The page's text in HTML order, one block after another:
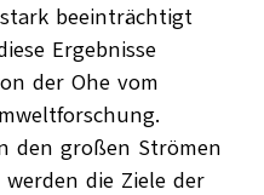
beeinträchtigt
Ergebnisse
der Ohe vom
den großen Strömen
die Ziele der